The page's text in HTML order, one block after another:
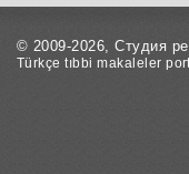
© 2009-2026, Студия
Türkçe tıbbi makaleler